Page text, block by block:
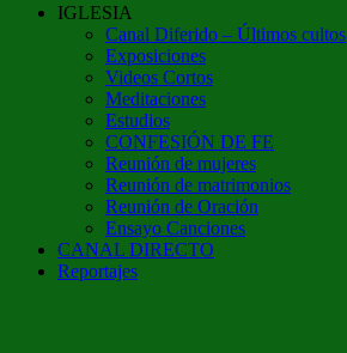
IGLESIA
Canal Diferido – Últimos cultos
Exposiciones
Videos Cortos
Meditaciones
Estudios
CONFESIÓN DE FE
Reunión de mujeres
Reunión de matrimonios
Reunión de Oración
Ensayo Canciones
CANAL DIRECTO
Reportajes